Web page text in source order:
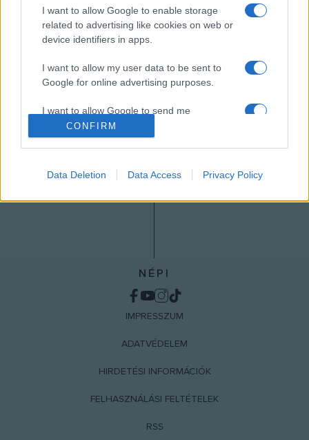
I want to allow Google to enable storage
related to advertising like cookies on web or
device identifiers in apps.
I want to allow my user data to be sent to
Google for online advertising purposes.
I want to allow Google to send me
personalized advertising.
related to analytics like cookies on web or
device identifiers in apps.
related to personalization.
I want to allow Google to enable storage
related to security, including authentication
CONFIRM
Data Deletion Data Access Privacy Policy
MEGOSZTÁS
NÉPI
IMPRESSZUM
ADATVÉDELEM
HIRDETÉSI INFORMÁCIÓK
FELHASZNÁLÁSI FELTÉTELEK
RSS